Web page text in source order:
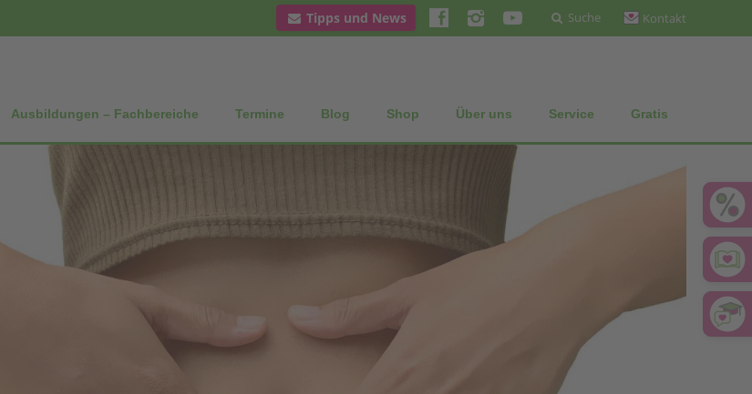
Tipps und News Suche Kontakt
Ausbildungen – Fachbereiche Termine Blog Shop Über uns Service Gratis